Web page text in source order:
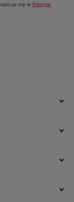
się w Polityce